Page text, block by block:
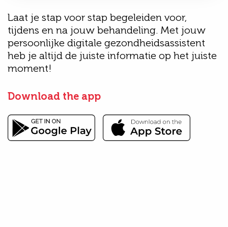
Laat je stap voor stap begeleiden voor,
tijdens en na jouw behandeling. Met jouw
persoonlijke digitale gezondheidsassistent
heb je altijd de juiste informatie op het juiste
moment!
Download the app